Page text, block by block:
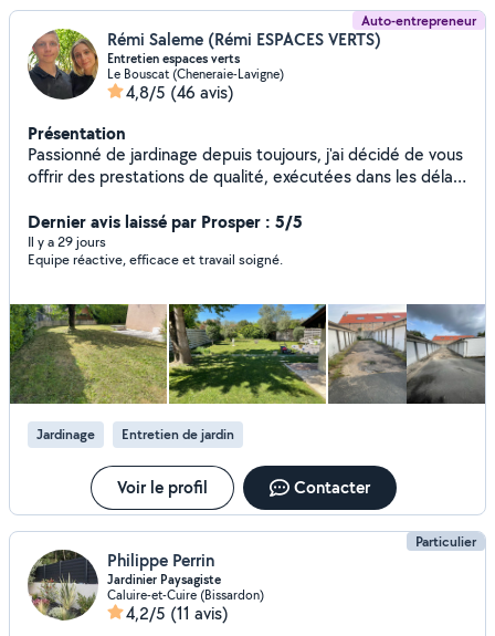
Auto-entrepreneur
Rémi Saleme (Rémi ESPACES VERTS)
Entretien espaces verts
Le Bouscat (Cheneraie-Lavigne)
4,8/5 (46 avis)
Présentation
Passionné de jardinage depuis toujours, j'ai décidé de vous
offrir des prestations de qualité, exécutées dans les délais
tonte de pelouse, taillage de hais, élagage d'arbre,
débroussaillage, le nettoyage et entretien de votre
terrasse. Je reste toujours disponible pour écouter toutes
m'engage à toujours vous fournir la meilleure qualité de
travail possible. N'hésitez pas à me contacter pour plus
d'informations ou pour un DEVIS GRATUIT !
Dernier avis laissé par Prosper : 5/5
Il y a 29 jours
Equipe réactive, efficace et travail soigné.
Jardinage Entretien de jardin
Voir le profil Contacter
Particulier
Philippe Perrin
Jardinier Paysagiste
Caluire-et-Cuire (Bissardon)
4,2/5 (11 avis)